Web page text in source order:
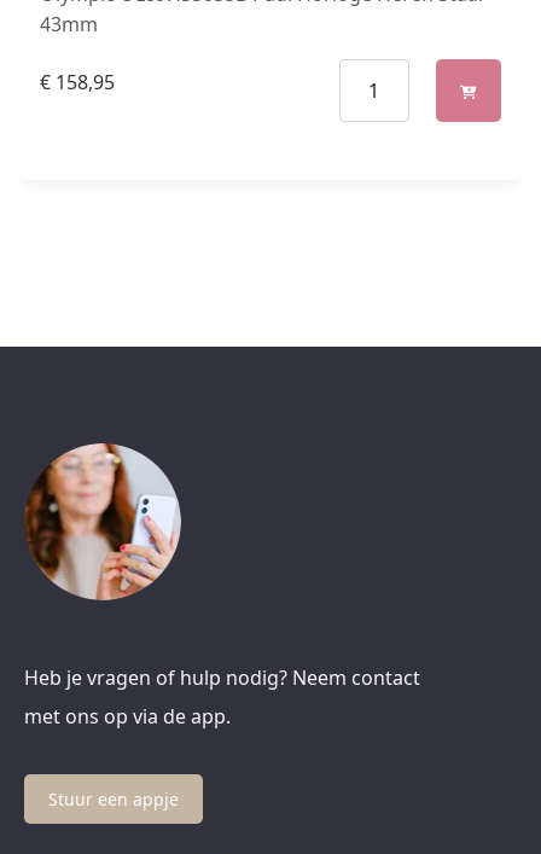
43mm
€ 158,95
Heb je vragen of hulp nodig? Neem contact
met ons op via de app.
Stuur een appje